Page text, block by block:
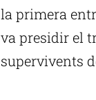
la primera
va presidir el
supervivents